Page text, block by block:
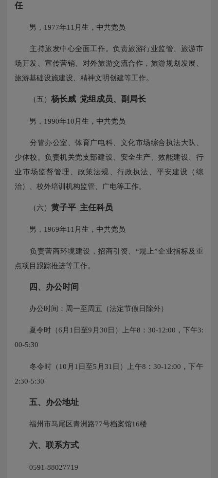
任
男，1977年11月生，中共党员
主持旅发中心全面工作。负责旅游行业监管、旅游市
场开发、宣传营销、对外旅游交流合作，旅游规划发展、
旅游基础设施建设、精神文明创建等工作。
（五）杨长威 党组成员、副局长
男，1990年10月生，中共党员
分管办公室、体育广电科、文化市场综合执法大队、
少体校。负责机关党支部建设、安全生产、效能建设、行
业市场监督管理、政策法规、行政执法、平安建设（综
治）、校外培训机构监管、广电等工作。
（六）黄子平 主任科员
男，1969年11月生，中共党员
负责营商环境建设，招商引资、“规上”企业指标及重
点项目跟踪推进等工作。
四、办公时间
办公时间：周一至周五（法定节假日除外）
夏令时（6月1日至9月30日）上午8：30-12:00，下午3:
00-5:30
冬令时（10月1日至5月31日）上午8：30-12:00，下午
2:30-5:30
五、办公地址
福州市马尾区青洲路77号档案馆16楼
六、联系方式
0591-88027719